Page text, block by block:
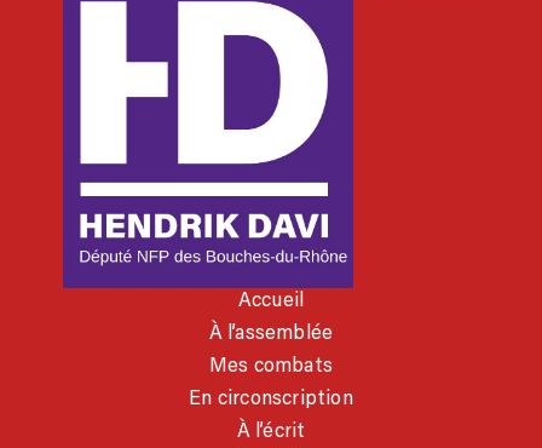
Accueil
À l’assemblée
Mes combats
En circonscription
À l’écrit